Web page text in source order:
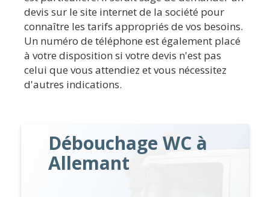
devis sur le site internet de la société pour
connaître les tarifs appropriés de vos besoins.
Un numéro de téléphone est également placé
à votre disposition si votre devis n'est pas
celui que vous attendiez et vous nécessitez
d'autres indications.
Débouchage WC à
Allemant